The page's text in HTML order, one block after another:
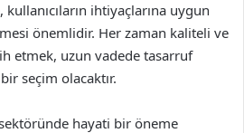
ihtiyaçlarına uygun
önemlidir. Her zaman kaliteli ve
etmek, uzun vadede tasarruf
seçim olacaktır.
hayati bir öneme